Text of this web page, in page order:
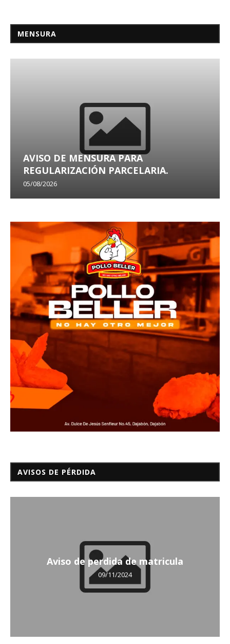
MENSURA
AVISO DE MENSURA PARA
REGULARIZACIÓN PARCELARIA.
05/08/2026
AVISOS DE PÉRDIDA
Aviso de perdida de matricula
09/11/2024